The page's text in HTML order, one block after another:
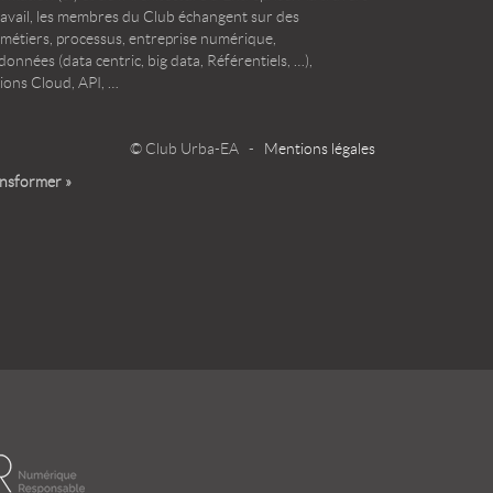
les membres du Club échangent sur des
processus, entreprise numérique,
(data centric, big data, Référentiels, …),
Cloud, API, …
© Club Urba-EA - Mentions légales
»